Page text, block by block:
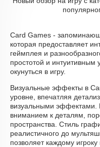
Card Games -
которая предоставляет
геймплея и
простотой и интуитивным
окунуться в игру.
Визуальные эффекты в
уровне, впечатляя
визуальными эффектами.
вниманием к деталям,
пространства. Стиль
реалистичного до
позволяет каждому